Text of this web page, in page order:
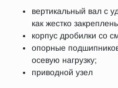
вертикальный вал с
как жестко
корпус дробилки со
опорные
осевую нагрузку;
приводной узел